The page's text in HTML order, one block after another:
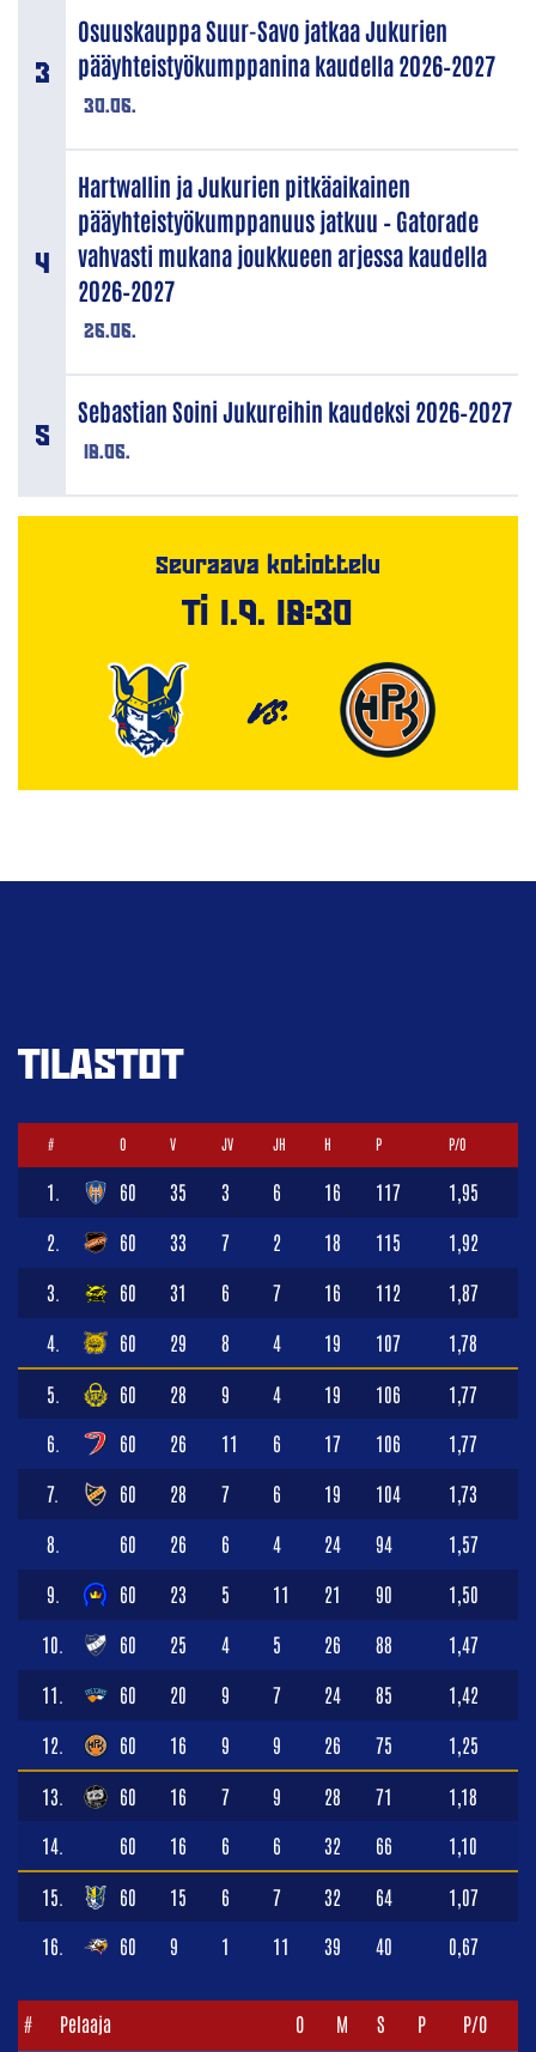
30.06.
Osuuskauppa Suur-Savo jatkaa Jukurien
pääyhteistyökumppanina kaudella 2026–2027
26.06.
Hartwallin ja Jukurien pitkäaikainen
pääyhteistyökumppanuus jatkuu – Gatorade
vahvasti mukana joukkueen arjessa kaudella
2026–2027
18.06.
Sebastian Soini Jukureihin kaudeksi 2026–2027
Seuraava kotiottelu
Ti 1.9. 18:30
VS.
TILASTOT
# O V JV JH H P P/O
1. 60 35 3 6 16 117 1,95
2. 60 33 7 2 18 115 1,92
3. 60 31 6 7 16 112 1,87
4. 60 29 8 4 19 107 1,78
5. 60 28 9 4 19 106 1,77
6. 60 26 11 6 17 106 1,77
7. 60 28 7 6 19 104 1,73
8. 60 26 6 4 24 94 1,57
9. 60 23 5 11 21 90 1,50
10. 60 25 4 5 26 88 1,47
11. 60 20 9 7 24 85 1,42
12. 60 16 9 9 26 75 1,25
13. 60 16 7 9 28 71 1,18
14. 60 16 6 6 32 66 1,10
15. 60 15 6 7 32 64 1,07
16. 60 9 1 11 39 40 0,67
# Pelaaja O M S P P/O